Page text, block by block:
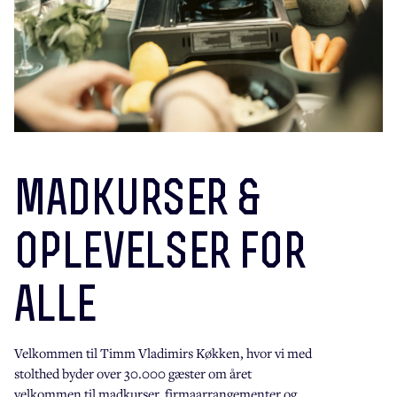
madkurser &
oplevelser for
alle
Velkommen til Timm Vladimirs Køkken, hvor vi med
stolthed byder over 30.000 gæster om året